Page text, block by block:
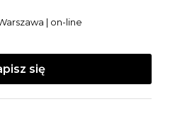
| on-line
się